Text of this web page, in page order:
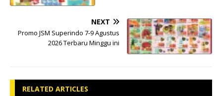
NEXT
Promo JSM Superindo 7-9 Agustus
2026 Terbaru Minggu ini
RELATED ARTICLES